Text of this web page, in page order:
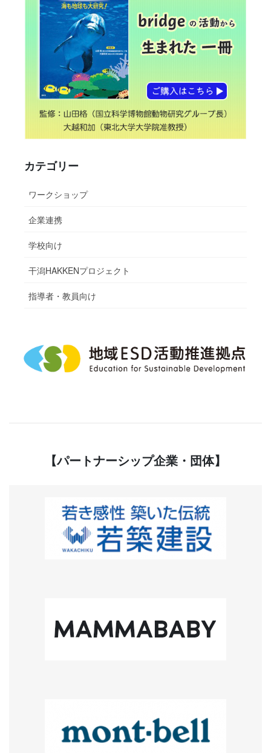
カテゴリー
ワークショップ
企業連携
学校向け
干潟HAKKENプロジェクト
指導者・教員向け
【パートナーシップ企業・団体】